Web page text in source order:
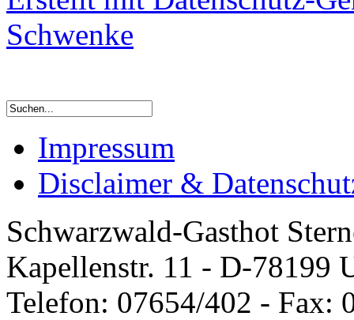
Schwenke
Impressum
Disclaimer &
Schwarzwald-Gasthot
Kapellenstr. 11 - D-78199
Telefon: 07654/402 - Fax: